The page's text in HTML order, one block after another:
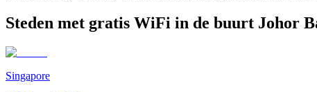
Steden met gratis WiFi in de buurt Johor
Singapore